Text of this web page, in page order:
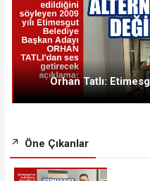
Orhan Tatlı:
Öne Çıkanlar